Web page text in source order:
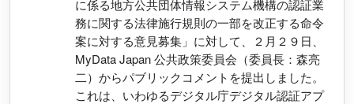
に係る地方公共団体情報システム機構の認証業
務に関する法律施行規則の一部を改正する命令
案に対する意見募集」に対して、２月２９日、
MyData Japan 公共政策委員会（委員長：森亮
二）からパブリックコメントを提出しました。
これは、いわゆるデジタル庁デジタル認証アプ